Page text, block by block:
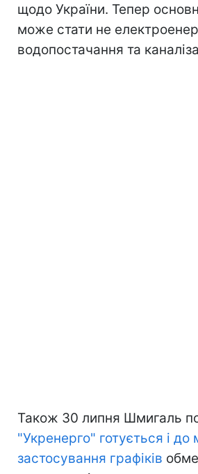
щодо України. Тепер
може стати не
водопостачання та
Також 30 липня Шмигаль
"Укренерго" готується і
застосування графіків